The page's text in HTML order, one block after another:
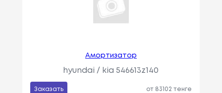
Амортизатор
hyundai / kia 546613z140
Заказать от 83102 тенге